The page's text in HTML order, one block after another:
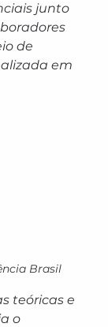
junto
de
em
Brasil
teóricas e
o